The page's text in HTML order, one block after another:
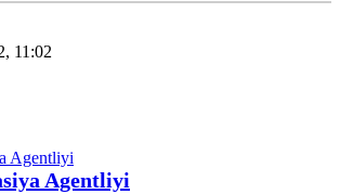
11:02
Agentliyi